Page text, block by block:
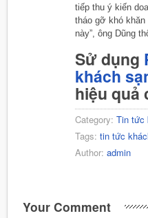
tiếp thu ý kiến
tháo gỡ khó khăn
này”, ông Dũng
Sử dụng
khách
hiệu quả
Category: Tin tức
Tags: tin tức
Author: admin
Your Comment